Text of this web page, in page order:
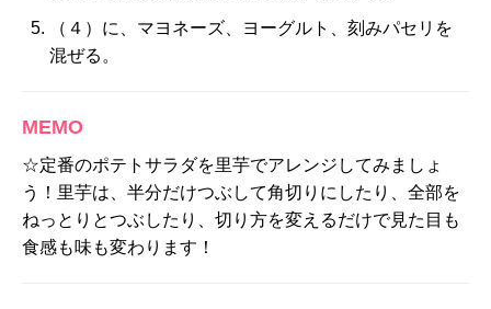
（４）に、マヨネーズ、ヨーグルト、刻みパセリを
混ぜる。
MEMO
☆定番のポテトサラダを里芋でアレンジしてみましょ
う！里芋は、半分だけつぶして角切りにしたり、全部を
ねっとりとつぶしたり、切り方を変えるだけで見た目も
食感も味も変わります！